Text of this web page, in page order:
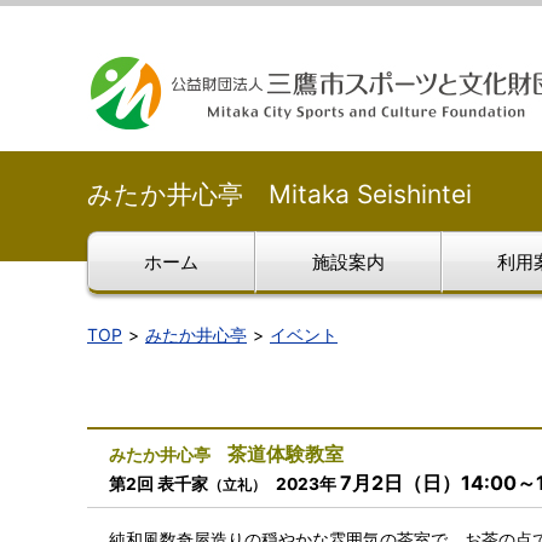
みたか井心亭 Mitaka Seishintei
ホーム 施設案内 利用
TOP みたか井心亭 イベント
みたか井心亭 茶道体験教室
第2回 表千家 （立礼） 2023年7月2日（日） 14:00